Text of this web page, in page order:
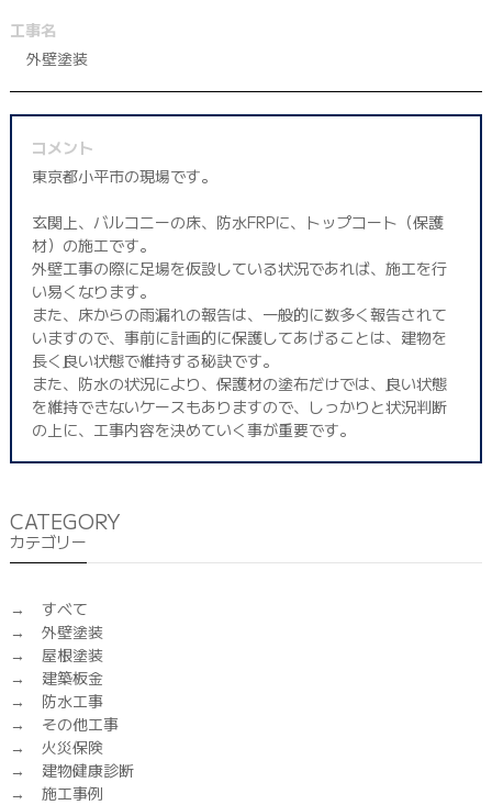
工事名
外壁塗装
コメント
東京都小平市の現場です。
玄関上、バルコニーの床、防水FRPに、トップコート（保護
材）の施工です。
外壁工事の際に足場を仮設している状況であれば、施工を行
い易くなります。
また、床からの雨漏れの報告は、一般的に数多く報告されて
いますので、事前に計画的に保護してあげることは、建物を
長く良い状態で維持する秘訣です。
また、防水の状況により、保護材の塗布だけでは、良い状態
を維持できないケースもありますので、しっかりと状況判断
の上に、工事内容を決めていく事が重要です。
CATEGORY
カテゴリー
すべて
外壁塗装
屋根塗装
建築板金
防水工事
その他工事
火災保険
建物健康診断
施工事例